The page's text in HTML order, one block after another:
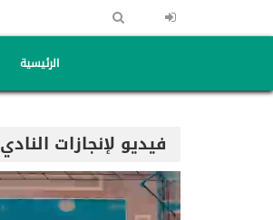
الرئيسية
فيديو لإنجازات النادي
مشغل
الفيديو